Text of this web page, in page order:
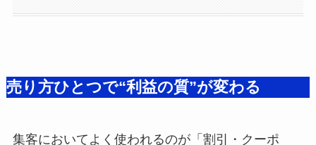
売り方ひとつで“利益の質”が変わる
集客においてよく使われるのが「割引・クーポ